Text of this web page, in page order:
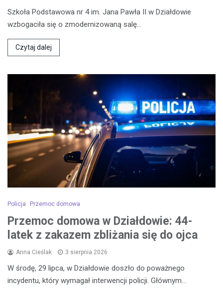
Szkoła Podstawowa nr 4 im. Jana Pawła II w Działdowie
wzbogaciła się o zmodernizowaną salę…
Czytaj dalej
Policja Przemoc domowa
Przemoc domowa w Działdowie: 44-
latek z zakazem zbliżania się do ojca
Anna Cieślak 3 sierpnia 2026
W środę, 29 lipca, w Działdowie doszło do poważnego
incydentu, który wymagał interwencji policji. Głównym…